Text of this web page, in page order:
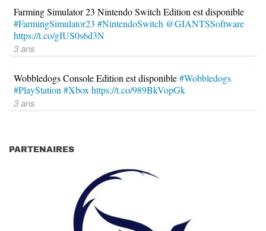
Farming Simulator 23 Nintendo Switch Edition est disponible
#FarmingSimulator23 #NintendoSwitch @GIANTSSoftware
https://t.co/gIUS0s6d3N
3 ans
Wobbledogs Console Edition est disponible#Wobbledogs
#PlayStation#Xboxhttps://t.co/989BkVopGk
3 ans
PARTENAIRES